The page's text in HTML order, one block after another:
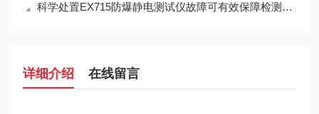
科学处置EX715防爆静电测试仪故障可有效保障检测工作正常开展
详细介绍 在线留言